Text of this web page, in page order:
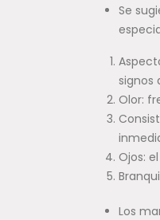
Se
signos
Olor:
Ojos:
Los